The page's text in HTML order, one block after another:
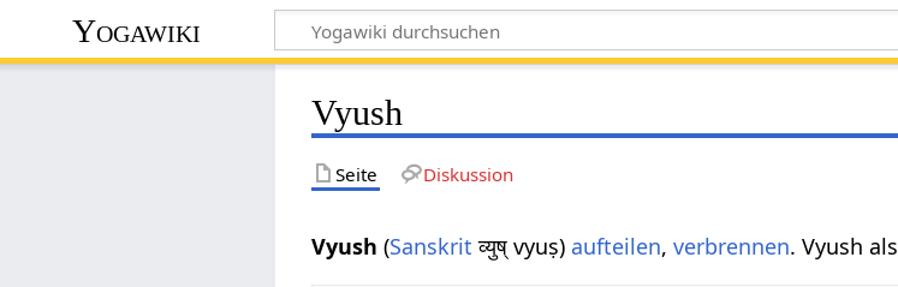
Yogawiki
Vyush
Seite Diskussion
Vyush (Sanskrit व्युष् vyuṣ) aufteilen,verbrennen. Vyush als